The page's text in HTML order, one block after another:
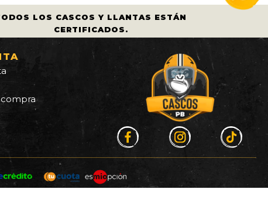
LOS CASCOS Y LLANTAS ESTÁN
CERTIFICADOS.
compra